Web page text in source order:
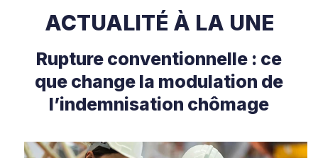
ACTUALITÉ À LA UNE
Rupture conventionnelle : ce
que change la modulation de
l’indemnisation chômage